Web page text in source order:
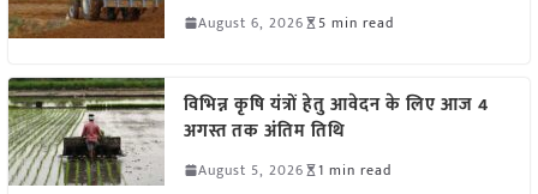
August 6, 2026 5 min read
विभिन्न कृषि यंत्रों हेतु आवेदन के लिए आज 4
अगस्त तक अंतिम तिथि
August 5, 2026 1 min read